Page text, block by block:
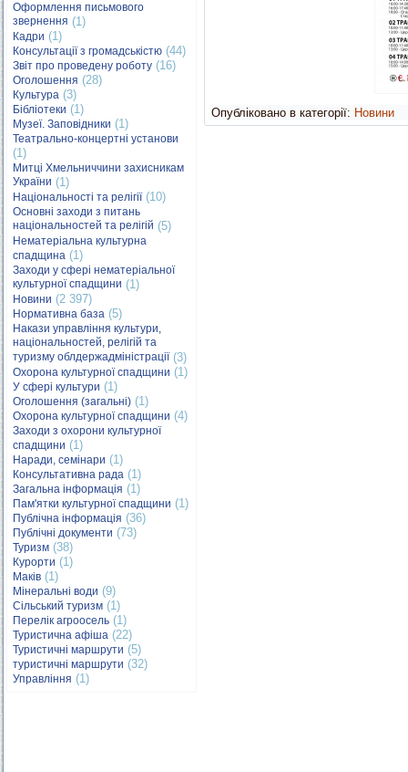
Оформлення письмового
звернення (1)
Кадри (1)
Консультації з громадськістю (44)
Звіт про проведену роботу (16)
Оголошення (28)
Культура (3)
Бібліотеки (1)
Музеї. Заповідники (1)
Театрально-концертні установи
(1)
Митці Хмельниччини захисникам
України (1)
Національності та релігії(10)
Основні заходи з питань
національностей та релігій (5)
Нематеріальна культурна
спадщина (1)
Заходи у сфері нематеріальної
культурної спадщини (1)
Новини (2 397)
Нормативна база (5)
Накази управління культури,
національностей, релігій та
туризму облдержадміністрації(3)
Охорона культурної спадщини (1)
У сфері культури (1)
Оголошення (загальні) (1)
Охорона культурної спадщини (4)
Заходи з охорони культурної
спадщини (1)
Наради, семінари (1)
Консультативна рада (1)
Загальна інформація (1)
Пам'ятки культурної спадщини (1)
Публічна інформація (36)
Публічні документи (73)
Туризм (38)
Курорти (1)
Маків (1)
Мінеральні води (9)
Сільський туризм (1)
Перелік агроосель (1)
Туристична афіша (22)
Туристичні маршрути (5)
туристичні маршрути (32)
Управління (1)
Опубліковано в категорії: Новини